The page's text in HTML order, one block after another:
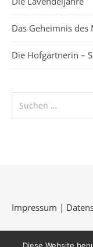
Das Geheimnis des
Die Hofgärtnerin –
Impressum |